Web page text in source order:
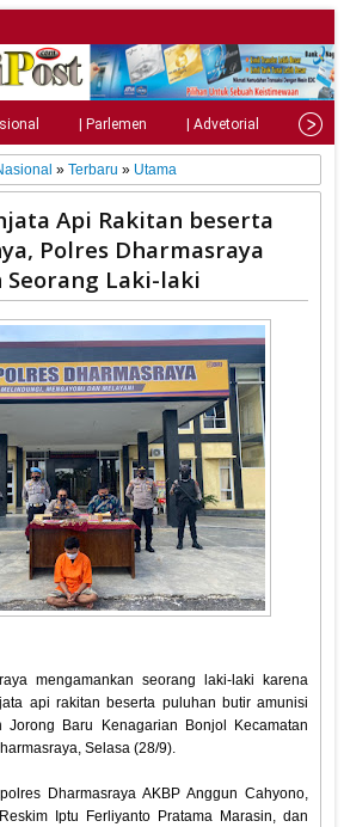
| Parlemen | Advetorial |
»Terbaru » Utama
Api Rakitan beserta
Polres Dharmasraya
Seorang Laki-laki
mengamankan seorang laki-laki karena
api rakitan beserta puluhan butir amunisi
Baru Kenagarian Bonjol Kecamatan
Selasa (28/9).
Dharmasraya AKBP Anggun Cahyono,
Iptu Ferliyanto Pratama Marasin, dan